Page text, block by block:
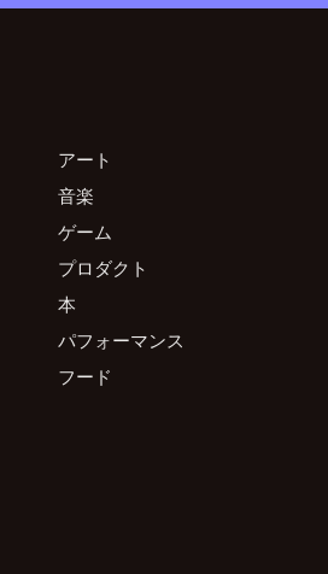
アート
音楽
ゲーム
プロダクト
本
パフォーマンス
フード